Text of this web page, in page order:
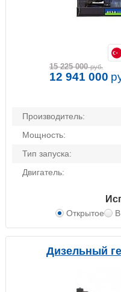
Производитель:
Мощность:
Тип запуска:
Двигатель:
Открытое
15 225 000 руб.
12 941 000
Дизельный